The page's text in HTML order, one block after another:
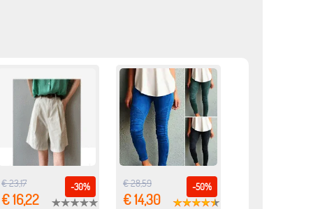
-30%
€ 23,17
€ 16,22
-50%
€ 28,59
€ 14,30